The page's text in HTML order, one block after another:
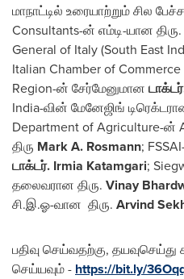
மாநாட்டில் உரையாற்றும் சில
Consultants-ன் எம்டி-யான திரு.
General of Italy(South East
Italian Chamber of
Region-ன் சேர்மேனுமான
India-வின் மேனேஜிங்
Department of Agriculture-ன்
திரு Mark A. Rosmann;
டாக்டர். Irmia Katamgari;
தலைவரான திரு. Vinay
சி.இ.ஓ-வான திரு. Arvind
பதிவு செய்வதற்கு,
செய்யவும் - https://bit.ly/